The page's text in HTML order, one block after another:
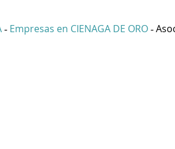
- Empresas en CIENAGA DE ORO -